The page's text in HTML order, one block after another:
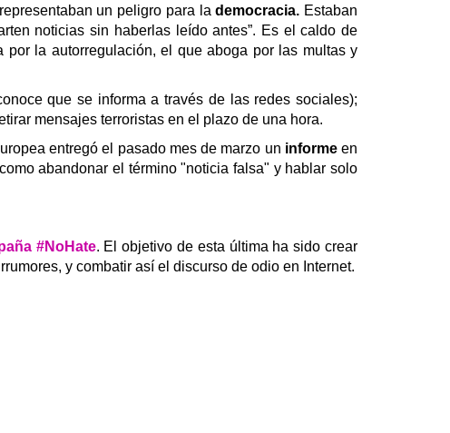
un peligro para lademocracia. Estaban
noticias sin haberlas leído antes”. Es el caldo de
la autorregulación, el que aboga por las multas y
que se informa a través de las redes sociales);
mensajes terroristas en el plazo de una hora.
entregó el pasado mes de marzo un informeen
abandonar el término "noticia falsa" y hablar solo
#NoHate. El objetivo de esta última ha sido crear
y combatir así el discurso de odio en Internet.